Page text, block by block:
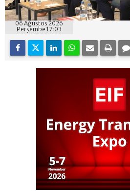
06 Ağustos 2026
Perşembe 17:03